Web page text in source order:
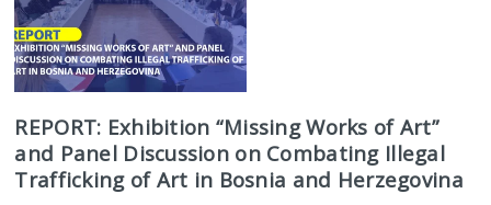
REPORT: Exhibition “Missing Works of Art”
and Panel Discussion on Combating Illegal
Trafficking of Art in Bosnia and Herzegovina